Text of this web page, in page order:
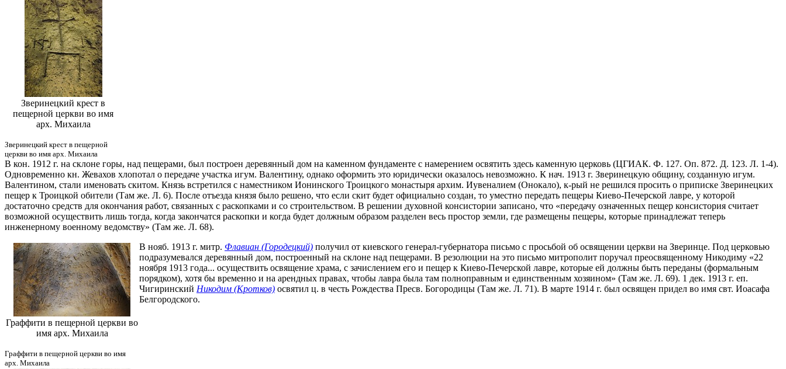
Зверинецкий крест в
пещерной церкви во имя
арх. Михаила
Зверинецкий крест в пещерной
церкви во имя арх. Михаила
В кон. 1912 г. на склоне горы, над пещерами, был построен деревянный дом на каменном фундаменте с намерением освятить здесь каменную церковь (ЦГИАК. Ф. 127. Оп. 872. Д. 123. Л. 1-4).
Одновременно кн. Жевахов хлопотал о передаче участка игум. Валентину, однако оформить это юридически оказалось невозможно. К нач. 1913 г. Зверинецкую общину, созданную игум.
Валентином, стали именовать скитом. Князь встретился с наместником Ионинского Троицкого монастыря архим. Иувеналием (Онокало), к-рый не решился просить о приписке Зверинецких
пещер к Троицкой обители (Там же. Л. 6). После отъезда князя было решено, что если скит будет официально создан, то уместно передать пещеры Киево-Печерской лавре, у которой
достаточно средств для окончания работ, связанных с раскопками и со строительством. В решении духовной консистории записано, что «передачу означенных пещер консистория считает
возможной осуществить лишь тогда, когда закончатся раскопки и когда будет должным образом разделен весь простор земли, где размещены пещеры, которые принадлежат теперь
инженерному военному ведомству» (Там же. Л. 68).
Граффити в пещерной церкви во
имя арх. Михаила
Граффити в пещерной церкви во имя
арх. Михаила
В нояб. 1913 г. митр. Флавиан (Городецкий) получил от киевского генерал-губернатора письмо с просьбой об освящении церкви на Зверинце. Под церковью
подразумевался деревянный дом, построенный на склоне над пещерами. В резолюции на это письмо митрополит поручал преосвященному Никодиму «22
ноября 1913 года... осуществить освящение храма, с зачислением его и пещер к Киево-Печерской лавре, которые ей должны быть переданы (формальным
порядком), хотя бы временно и на арендных правах, чтобы лавра была там полноправным и единственным хозяином» (Там же. Л. 69). 1 дек. 1913 г. еп.
Чигиринский Никодим (Кротков) освятил ц. в честь Рождества Пресв. Богородицы (Там же. Л. 71). В марте 1914 г. был освящен придел во имя свт. Иоасафа
Белгородского.